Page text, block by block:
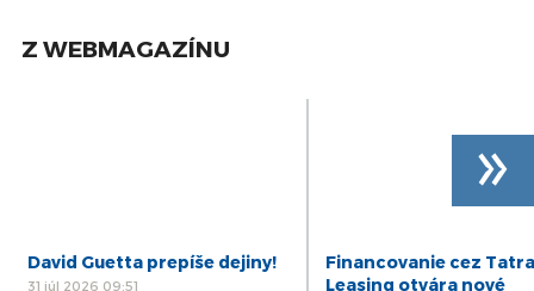
Z WEBMAGAZÍNU
David Guetta prepíše dejiny!
31 júl 2026 09:51
Financovanie cez Tatra
Leasing otvára nové
»